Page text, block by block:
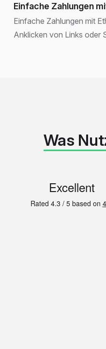
Einfache Zahlungen
Einfache Zahlungen mit
Anklicken von Links oder
Was